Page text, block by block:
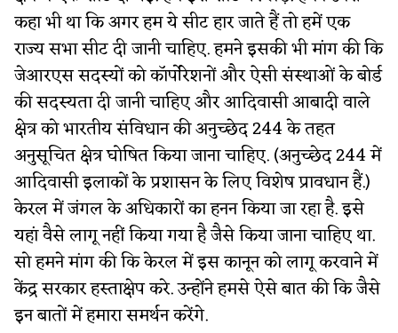
कहा भी था कि अगर हम ये सीट हार जाते हैं तो हमें एक
राज्य सभा सीट दी जानी चाहिए. हमने इसकी भी मांग की कि
जेआरएस सदस्यों को कॉर्पोरेशनों और ऐसी संस्थाओं के बोर्ड
की सदस्यता दी जानी चाहिए और आदिवासी आबादी वाले
क्षेत्र को भारतीय संविधान की अनुच्छेद 244 के तहत
अनुसूचित क्षेत्र घोषित किया जाना चाहिए. (अनुच्छेद 244 में
आदिवासी इलाकों के प्रशासन के लिए विशेष प्रावधान हैं.)
केरल में जंगल के अधिकारों का हनन किया जा रहा है. इसे
यहां वैसे लागू नहीं किया गया है जैसे किया जाना चाहिए था.
सो हमने मांग की कि केरल में इस कानून को लागू करवाने में
केंद्र सरकार हस्ताक्षेप करे. उन्होंने हमसे ऐसे बात की कि जैसे
इन बातों में हमारा समर्थन करेंगे.